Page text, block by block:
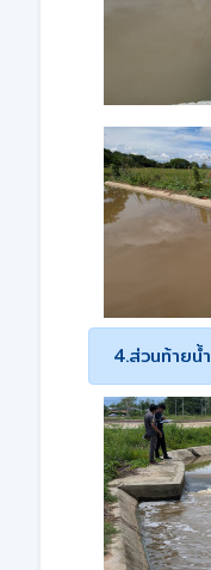
4.ส่วนท้ายน้ำ